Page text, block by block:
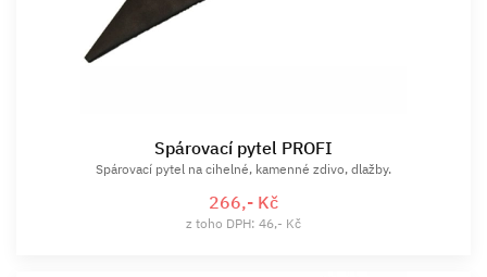
Spárovací pytel PROFI
Spárovací pytel na cihelné, kamenné zdivo, dlažby.
266,- Kč
z toho DPH: 46,- Kč